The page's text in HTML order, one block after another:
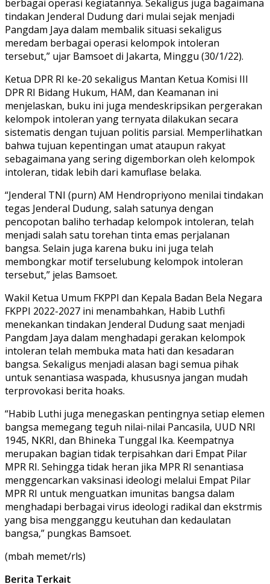
berbagai operasi kegiatannya. Sekaligus juga bagaimana
tindakan Jenderal Dudung dari mulai sejak menjadi
Pangdam Jaya dalam membalik situasi sekaligus
meredam berbagai operasi kelompok intoleran
tersebut,” ujar Bamsoet di Jakarta, Minggu (30/1/22).
Ketua DPR RI ke-20 sekaligus Mantan Ketua Komisi III
DPR RI Bidang Hukum, HAM, dan Keamanan ini
menjelaskan, buku ini juga mendeskripsikan pergerakan
kelompok intoleran yang ternyata dilakukan secara
sistematis dengan tujuan politis parsial. Memperlihatkan
bahwa tujuan kepentingan umat ataupun rakyat
sebagaimana yang sering digemborkan oleh kelompok
intoleran, tidak lebih dari kamuflase belaka.
“Jenderal TNI (purn) AM Hendropriyono menilai tindakan
tegas Jenderal Dudung, salah satunya dengan
pencopotan baliho terhadap kelompok intoleran, telah
menjadi salah satu torehan tinta emas perjalanan
bangsa. Selain juga karena buku ini juga telah
membongkar motif terselubung kelompok intoleran
tersebut,” jelas Bamsoet.
Wakil Ketua Umum FKPPI dan Kepala Badan Bela Negara
FKPPI 2022-2027 ini menambahkan, Habib Luthfi
menekankan tindakan Jenderal Dudung saat menjadi
Pangdam Jaya dalam menghadapi gerakan kelompok
intoleran telah membuka mata hati dan kesadaran
bangsa. Sekaligus menjadi alasan bagi semua pihak
untuk senantiasa waspada, khususnya jangan mudah
terprovokasi berita hoaks.
“Habib Luthi juga menegaskan pentingnya setiap elemen
bangsa memegang teguh nilai-nilai Pancasila, UUD NRI
1945, NKRI, dan Bhineka Tunggal Ika. Keempatnya
merupakan bagian tidak terpisahkan dari Empat Pilar
MPR RI. Sehingga tidak heran jika MPR RI senantiasa
menggencarkan vaksinasi ideologi melalui Empat Pilar
MPR RI untuk menguatkan imunitas bangsa dalam
menghadapi berbagai virus ideologi radikal dan ekstrmis
yang bisa mengganggu keutuhan dan kedaulatan
bangsa,” pungkas Bamsoet.
(mbah memet/rls)
Berita Terkait